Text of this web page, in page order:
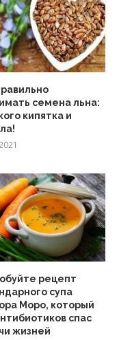
семена льна:
кипятка и
рецепт
супа
Моро, который
спас
жизней